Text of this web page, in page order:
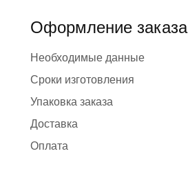
Оформление заказа
Необходимые данные
Сроки изготовления
Упаковка заказа
Доставка
Оплата